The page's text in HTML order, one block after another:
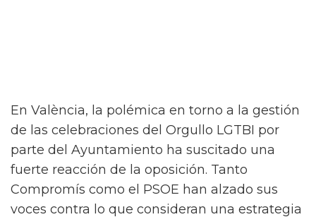
En València, la polémica en torno a la gestión
de las celebraciones del Orgullo LGTBI por
parte del Ayuntamiento ha suscitado una
fuerte reacción de la oposición. Tanto
Compromís como el PSOE han alzado sus
voces contra lo que consideran una estrategia